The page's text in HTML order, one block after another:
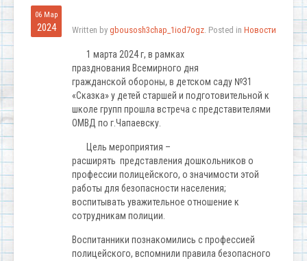
06 Мар
2024 Written by gbousosh3chap_1iod7ogz. Posted in Новости
1 марта 2024 г, в рамках
празднования Всемирного дня
гражданской обороны, в детском саду №31
«Сказка» у детей старшей и подготовительной к
школе групп прошла встреча с представителями
ОМВД по г.Чапаевску.
Цель мероприятия –
расширять представления дошкольников о
профессии полицейского, о значимости этой
работы для безопасности населения;
воспитывать уважительное отношение к
сотрудникам полиции.
Воспитанники познакомились с профессией
полицейского, вспомнили правила безопасного